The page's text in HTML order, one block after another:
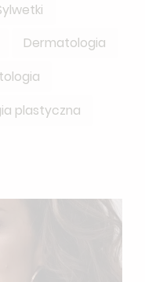
Dermatologia
plastyczna